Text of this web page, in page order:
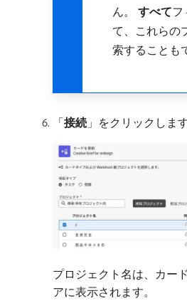
ん。 すべてフ
て、これらの
索することも
「接続 」をクリックします
プロジェクト名は、カー
アに表示されます。